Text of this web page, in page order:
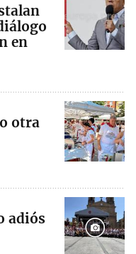
en
otra
adiós